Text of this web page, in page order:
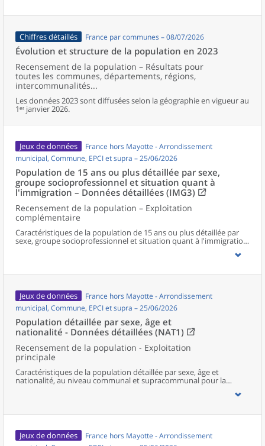
Chiffres détaillés France par communes – 08/07/2026
Évolution et structure de la population en 2023
Recensement de la population – Résultats pour
toutes les communes, départements, régions,
intercommunalités...
Les données 2023 sont diffusées selon la géographie en vigueur au
1ᵉʳ janvier 2026.
Jeux de données
France hors Mayotte - Arrondissement
municipal, Commune, EPCI et supra – 25/06/2026
Population de 15 ans ou plus détaillée par sexe,
groupe socioprofessionnel et situation quant à
l'immigration – Données détaillées (IMG3)
Recensement de la population – Exploitation
complémentaire
Caractéristiques de la population de 15 ans ou plus détaillée par
sexe, groupe socioprofessionnel et situation quant à l'immigration,
au niveau communal et supracommunal pour la France hors
Jeux de données
France hors Mayotte - Arrondissement
municipal, Commune, EPCI et supra – 25/06/2026
Population détaillée par sexe, âge et
nationalité - Données détaillées (NAT1)
Recensement de la population - Exploitation
principale
Caractéristiques de la population détaillée par sexe, âge et
nationalité, au niveau communal et supracommunal pour la
Jeux de données
France hors Mayotte - Arrondissement